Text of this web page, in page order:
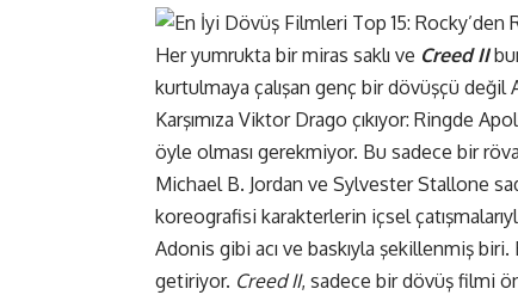
Her yumrukta bir miras saklı ve Creed II
kurtulmaya çalışan genç bir dövüşçü
Karşımıza Viktor Drago çıkıyor: Ringde
öyle olması gerekmiyor. Bu sadece bir
Michael B. Jordan ve Sylvester Stallone
koreografisi karakterlerin içsel
Adonis gibi acı ve baskıyla şekillenmiş
getiriyor. Creed II, sadece bir dövüş filmi